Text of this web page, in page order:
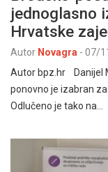
jednoglasno
Hrvatske
Autor Novagra - 07/
Autor bpz.hr Danijel
ponovno je izabran
Odlučeno je tako na…